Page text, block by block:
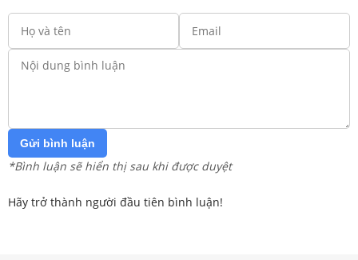
Gửi bình luận
*Bình luận sẽ hiển thị sau khi được duyệt
Hãy trở thành người đầu tiên bình luận!